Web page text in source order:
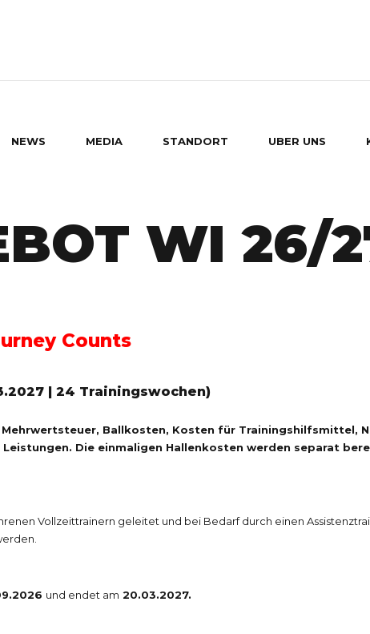
NEWS MEDIA STANDORT UBER UNS
WI 26/
Counts
| 24 Trainingswochen)
Ballkosten, Kosten für Trainingshilfsmittel,
Die einmaligen Hallenkosten werden separat
Vollzeittrainern geleitet und bei Bedarf durch einen
und endet am 20.03.2027.